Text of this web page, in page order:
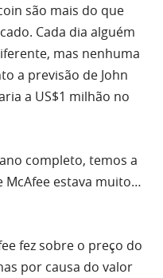
são mais do que
Cada dia alguém
mas nenhuma
a previsão de John
a US$1 milhão no
completo, temos a
McAfee estava muito…
fez sobre o preço do
por causa do valor